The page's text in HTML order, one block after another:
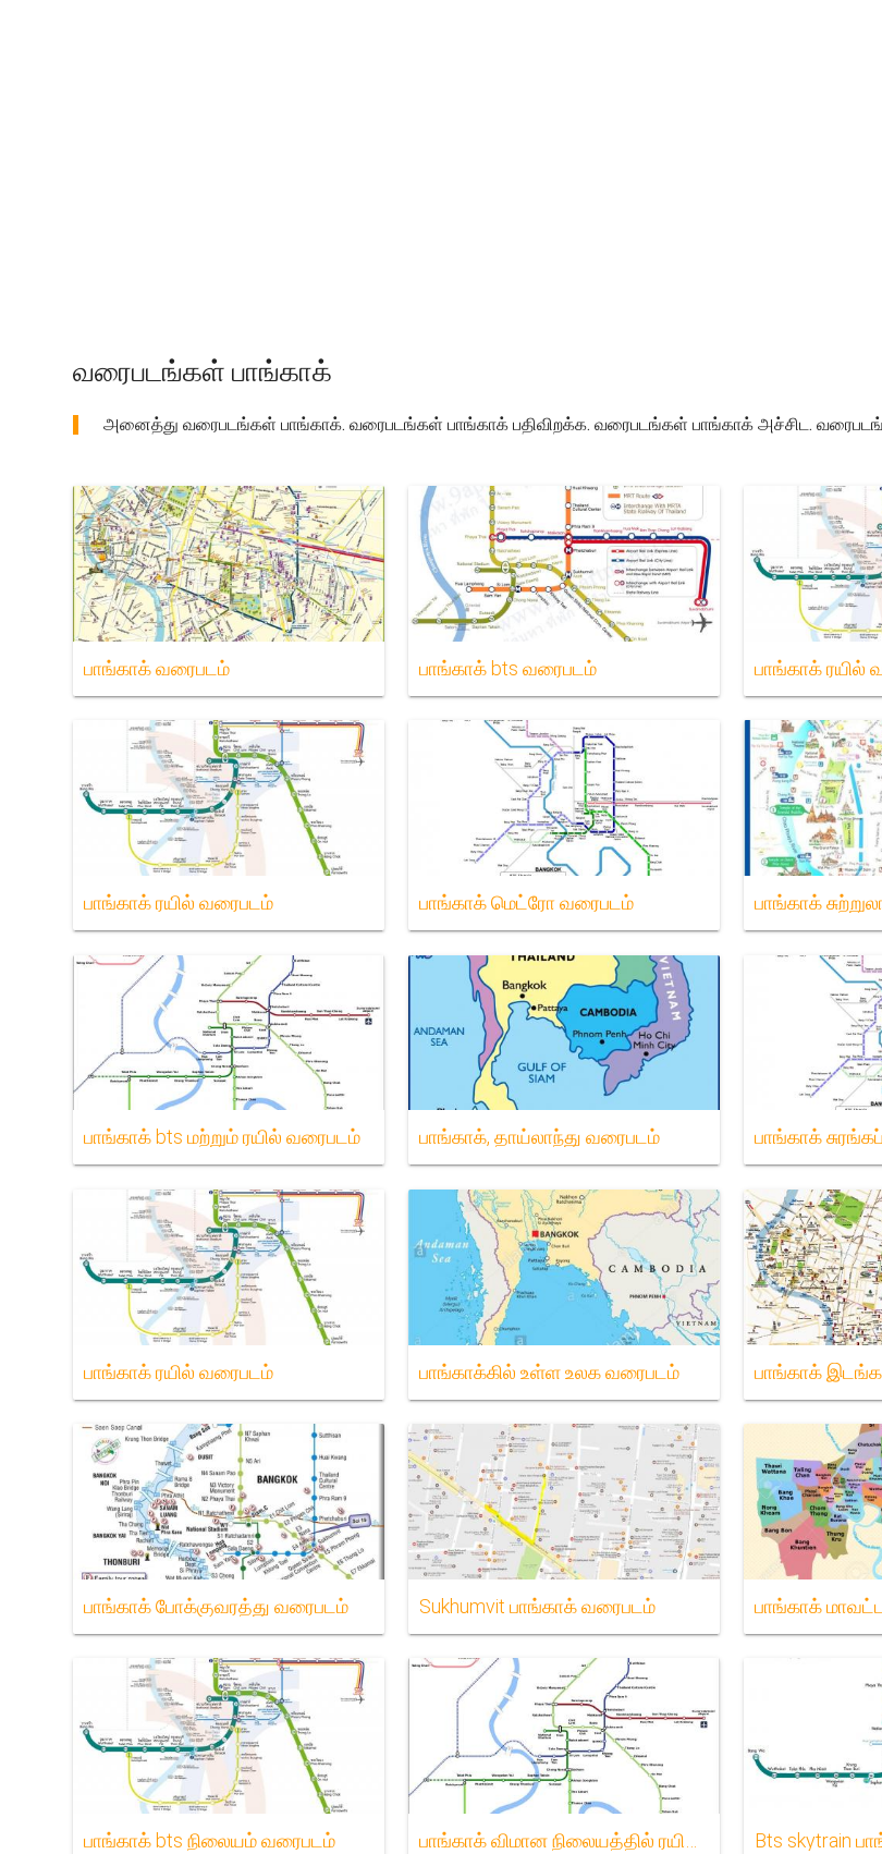
வரைபடங்கள் பாங்காக்
அனைத்து வரைபடங்கள் பாங்காக். வரைபடங்கள் பாங்காக் பதிவிறக்க. வரைபடங்கள் பாங்காக் அச்சிட.
பாங்காக் வரைபடம் பாங்காக் bts வரைபடம் பாங்காக் ரயில்
பாங்காக் ரயில் வரைபடம் பாங்காக் மெட்ரோ வரைபடம் பாங்காக்
பாங்காக் bts மற்றும் ரயில் வரைபடம் பாங்காக், தாய்லாந்து வரைபடம் பாங்காக்
பாங்காக் ரயில் வரைபடம் பாங்காக்கில் உள்ள உலக வரைபடம் பாங்காக்
பாங்காக் போக்குவரத்து வரைபடம் Sukhumvit பாங்காக் வரைபடம் பாங்காக்
பாங்காக் bts நிலையம் வரைபடம் Bts skytrain